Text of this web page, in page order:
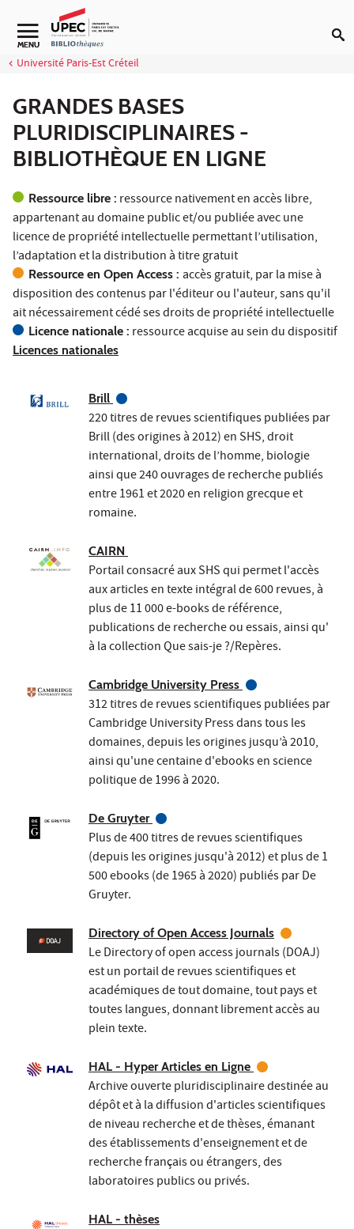
Aller au contenu
Navigation secondaire
MENU
Université Paris-Est Créteil
GRANDES BASES
PLURIDISCIPLINAIRES -
BIBLIOTHÈQUE EN LIGNE
Ressource libre : ressource nativement en accès libre,
appartenant au domaine public et/ou publiée avec une
licence de propriété intellectuelle permettant l’utilisation,
l’adaptation et la distribution à titre gratuit
Ressource en Open Access : accès gratuit, par la mise à
disposition des contenus par l'éditeur ou l'auteur, sans qu'il
ait nécessairement cédé ses droits de propriété intellectuelle
Licence nationale : ressource acquise au sein du dispositif
Licences nationales
Brill
220 titres de revues scientifiques publiées par
Brill (des origines à 2012) en SHS, droit
international, droits de l’homme, biologie
ainsi que 240 ouvrages de recherche publiés
entre 1961 et 2020 en religion grecque et
romaine.
CAIRN
Portail consacré aux SHS qui permet l'accès
aux articles en texte intégral de 600 revues, à
plus de 11 000 e-books de référence,
publications de recherche ou essais, ainsi qu'
à la collection Que sais-je ?/Repères.
Cambridge University Press
312 titres de revues scientifiques publiées par
Cambridge University Press dans tous les
domaines, depuis les origines jusqu’à 2010,
ainsi qu'une centaine d'ebooks en science
politique de 1996 à 2020.
De Gruyter
Plus de 400 titres de revues scientifiques
(depuis les origines jusqu'à 2012) et plus de 1
500 ebooks (de 1965 à 2020) publiés par De
Gruyter.
Directory of Open Access Journals
Le Directory of open access journals (DOAJ)
est un portail de revues scientifiques et
académiques de tout domaine, tout pays et
toutes langues, donnant librement accès au
plein texte.
HAL - Hyper Articles en Ligne
Archive ouverte pluridisciplinaire destinée au
dépôt et à la diffusion d'articles scientifiques
de niveau recherche et de thèses, émanant
des établissements d'enseignement et de
recherche français ou étrangers, des
laboratoires publics ou privés.
HAL - thèses